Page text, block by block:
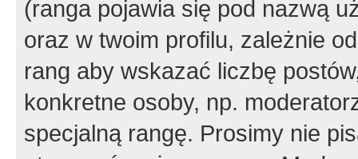
(ranga pojawia się pod nazwą
oraz w twoim profilu, zależnie
rang aby wskazać liczbę
konkretne osoby, np.
specjalną rangę. Prosimy nie